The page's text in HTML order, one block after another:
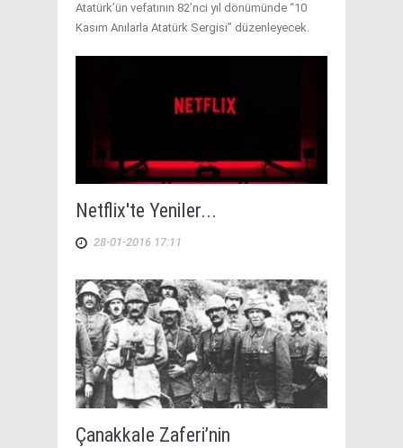
Atatürk’ün vefatının 82’nci yıl dönümünde “10
Kasım Anılarla Atatürk Sergisi” düzenleyecek.
Netflix'te Yeniler...
28-01-2016 17:11
Çanakkale Zaferi’nin